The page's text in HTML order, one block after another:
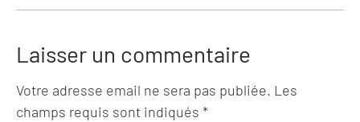
Laisser un commentaire
Votre adresse email ne sera pas publiée. Les
champs requis sont indiqués *